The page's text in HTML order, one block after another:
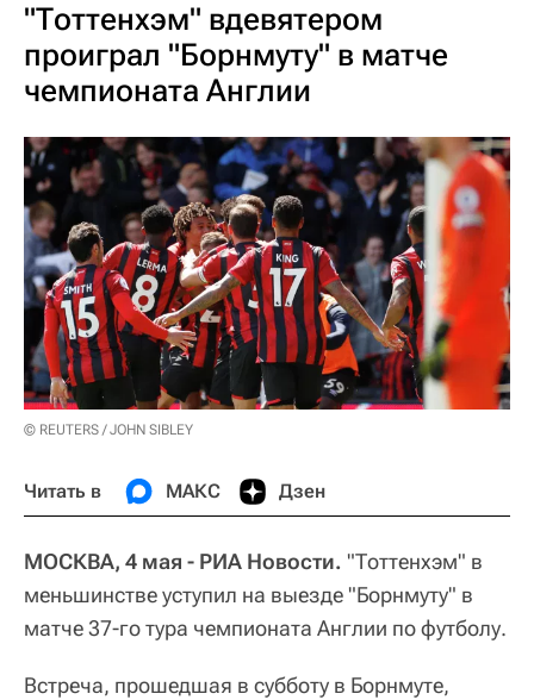
"Тоттенхэм" вдевятером
проиграл "Борнмуту" в матче
чемпионата Англии
© REUTERS / JOHN SIBLEY
Читать в МАКС Дзен
МОСКВА, 4 мая - РИА Новости. "Тоттенхэм" в
меньшинстве уступил на выезде "Борнмуту" в
матче 37-го тура чемпионата Англии по футболу.
Встреча, прошедшая в субботу в Борнмуте,